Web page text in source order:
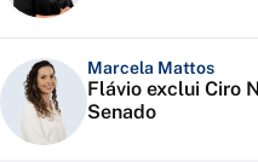
Marcela Mattos
Flávio exclui Ciro
Senado